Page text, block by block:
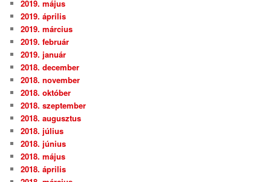
2019. május
2019. április
2019. március
2019. február
2019. január
2018. december
2018. november
2018. október
2018. szeptember
2018. augusztus
2018. július
2018. június
2018. május
2018. április